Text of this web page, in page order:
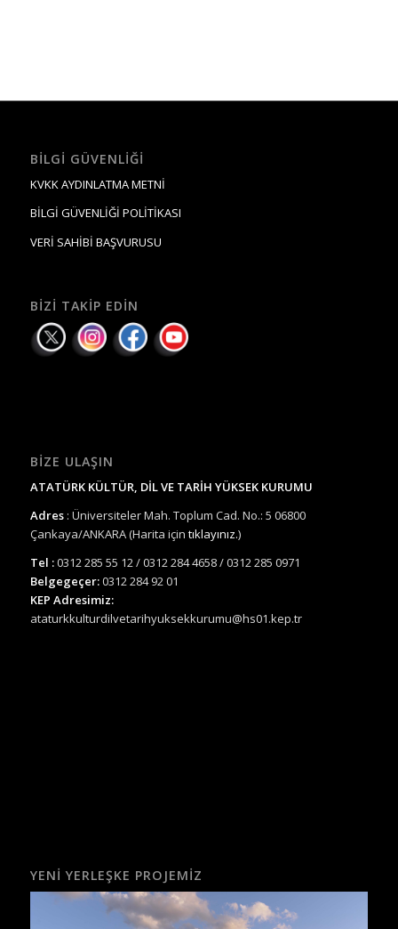
BILGI GÜVENLIĞI
KVKK AYDINLATMA METNİ
BİLGİ GÜVENLİĞİ POLİTİKASI
VERİ SAHİBİ BAŞVURUSU
BIZI TAKIP EDIN
BIZE ULAŞIN
ATATÜRK KÜLTÜR, DİL VE TARİH YÜKSEK KURUMU
Adres : Üniversiteler Mah. Toplum Cad. No.: 5 06800
Çankaya/ANKARA (Harita için tıklayınız.)
Tel :0312 285 55 12 / 0312 284 4658 / 0312 285 0971
Belgegeçer:0312 284 92 01
KEP Adresimiz:
ataturkkulturdilvetarihyuksekkurumu@hs01.kep.tr
YENI YERLEŞKE PROJEMIZ